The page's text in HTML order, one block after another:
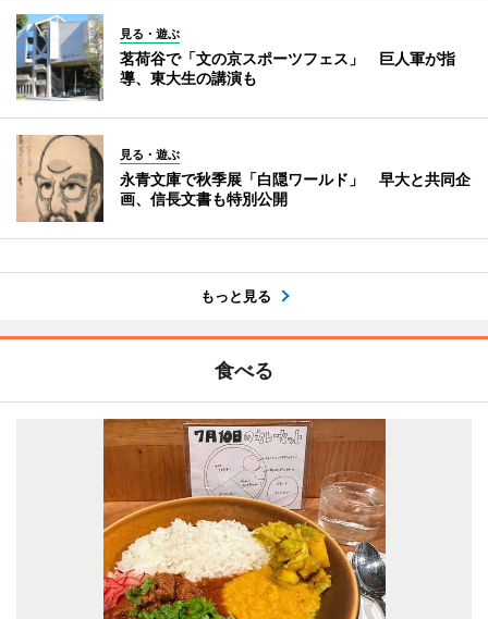
見る・遊ぶ
茗荷谷で「文の京スポーツフェス」 巨人軍が指
導、東大生の講演も
見る・遊ぶ
永青文庫で秋季展「白隠ワールド」 早大と共同企
画、信長文書も特別公開
もっと見る
食べる